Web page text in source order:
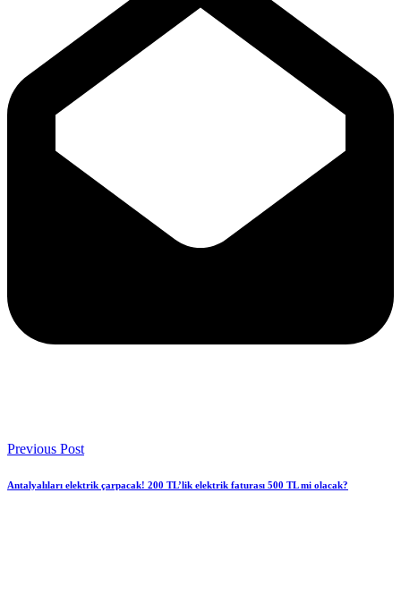
Previous Post
Antalyalıları elektrik çarpacak! 200 TL’lik elektrik faturası 500 TL mi olacak?